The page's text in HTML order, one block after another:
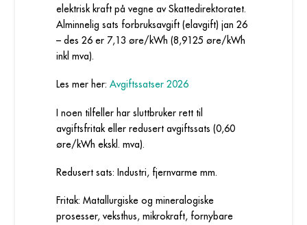
elektrisk kraft på vegne av Skattedirektoratet.
Alminnelig sats forbruksavgift (elavgift) jan 26
– des 26 er 7,13 øre/kWh (8,9125 øre/kWh
inkl mva).
Les mer her:Avgiftssatser 2026
I noen tilfeller har sluttbruker rett til
avgiftsfritak eller redusert avgiftssats (0,60
øre/kWh ekskl. mva).
Redusert sats: Industri, fjernvarme mm.
Fritak: Matallurgiske og mineralogiske
prosesser, veksthus, mikrokraft, fornybare